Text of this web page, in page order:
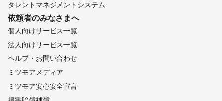
タレントマネジメントシステム
依頼者のみなさまへ
個人向けサービス一覧
法人向けサービス一覧
ヘルプ・お問い合わせ
ミツモアメディア
ミツモア安心安全宣言